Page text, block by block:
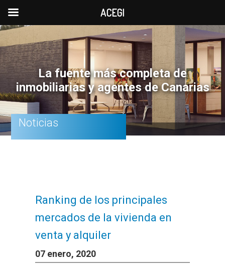
Saltar
a
la
navegación
principal
Saltar
al
contenido
principal
Saltar
a
la
barra
lateral
principal
La fuente más completa de
inmobiliarias y agentes de Canarias
Noticias
Ranking de los principales
mercados de la vivienda en
venta y alquiler
07 enero, 2020
ACEGI